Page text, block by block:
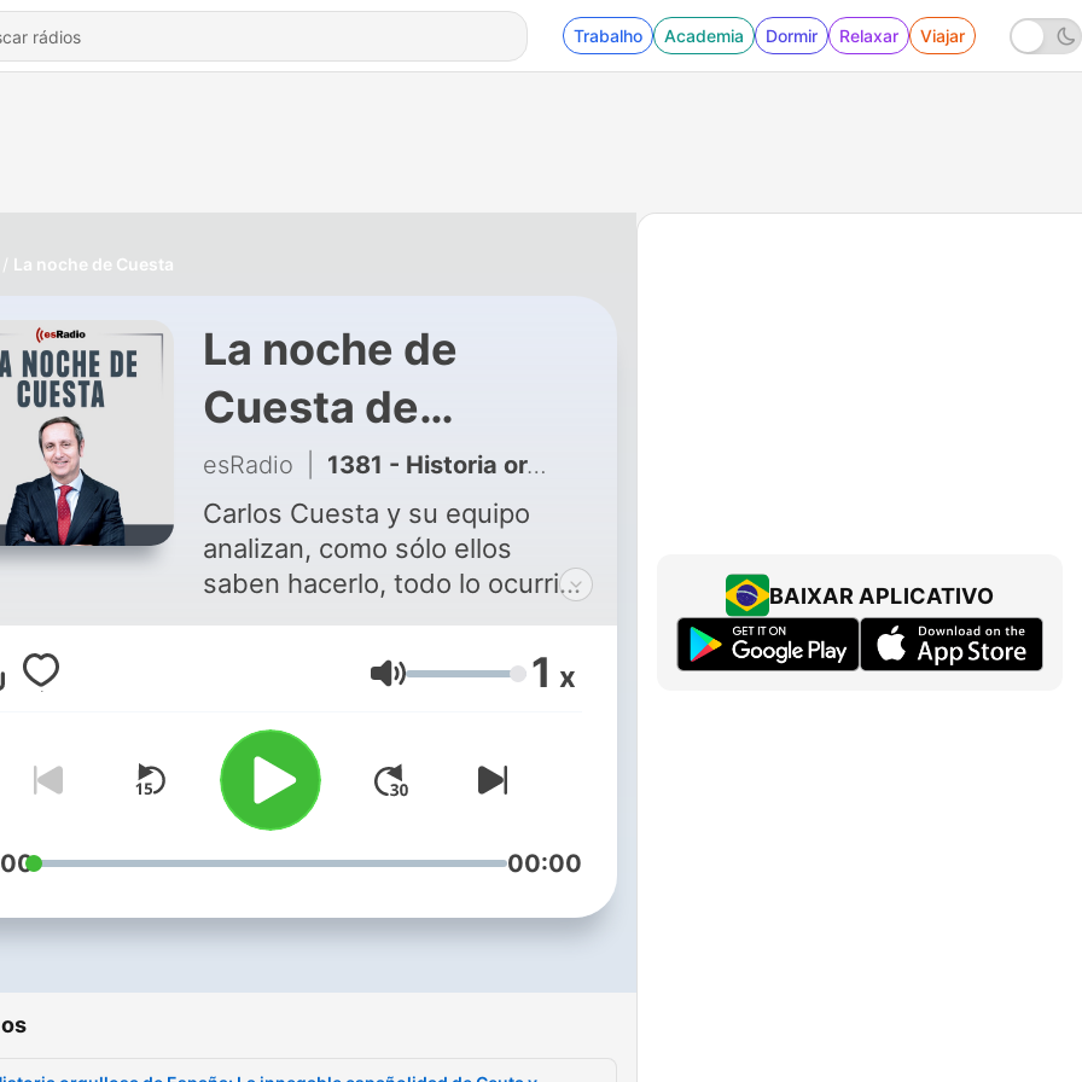
Trabalho Academia Dormir Relaxar Viajar
La noche de Cuesta
La noche de
Cuesta de
esRadio
esRadio 1381 - Historia orgullosa de España: La innegable españolidad de Ceuta y Melilla a lo largo de los años que enfada a Marruecos
Carlos Cuesta y su equipo
analizan, como sólo ellos
saben hacerlo, todo lo ocurrido
durante la jornada... y lo que
está por ocurrir: claves,
investigación, voces y
protagonistas de la actualidad.
Volume 1 x
00:00
BAIXAR APLICATIVO